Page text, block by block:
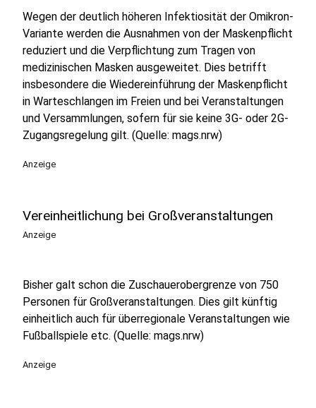
Wegen der deutlich höheren Infektiosität der Omikron-
Variante werden die Ausnahmen von der Maskenpflicht
reduziert und die Verpflichtung zum Tragen von
medizinischen Masken ausgeweitet. Dies betrifft
insbesondere die Wiedereinführung der Maskenpflicht
in Warteschlangen im Freien und bei Veranstaltungen
und Versammlungen, sofern für sie keine 3G- oder 2G-
Zugangsregelung gilt. (Quelle: mags.nrw)
Anzeige
Vereinheitlichung bei Großveranstaltungen
Anzeige
Bisher galt schon die Zuschauerobergrenze von 750
Personen für Großveranstaltungen. Dies gilt künftig
einheitlich auch für überregionale Veranstaltungen wie
Fußballspiele etc. (Quelle: mags.nrw)
Anzeige